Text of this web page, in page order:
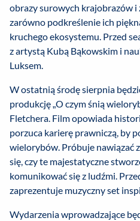
obrazy surowych krajobrazów
zarówno podkreślenie ich
kruchego ekosystemu. Przed
z artystą Kubą Bąkowskim i
Luksem.
W ostatnią środę sierpnia
produkcję „O czym śnią
Fletchera. Film opowiada
porzuca karierę prawniczą, by
wielorybów. Próbuje nawiązać
się, czy te majestatyczne
komunikować się z ludźmi.
zaprezentuje muzyczny set
Wydarzenia wprowadzające